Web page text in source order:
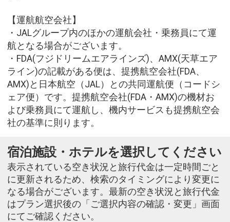
【運航航空会社】
・JALグループ内のほかの運航会社・乗務員にて運
航となる場合がございます。
・FDA(フジドリームエアラインズ)、AMX(天草エア
ライン)の記載がある便は、提携航空会社(FDA、
AMX)と日本航空（JAL）との共同運航便（コードシ
ェア便）です。提携航空会社(FDA・AMX)の機材お
よび乗務員にて運航し、機内サービスも提携航空会
社の基準に則ります。
宿泊施設・ホテルを選択してください
表示されている空き状況と旅行代金は一定時間ごと
に更新されるため、検索のタイミングにより変更に
なる場合がございます。最新の空き状況と旅行代金
はプラン選択後の「ご選択内容の確認・変更」画面
にてご確認ください。